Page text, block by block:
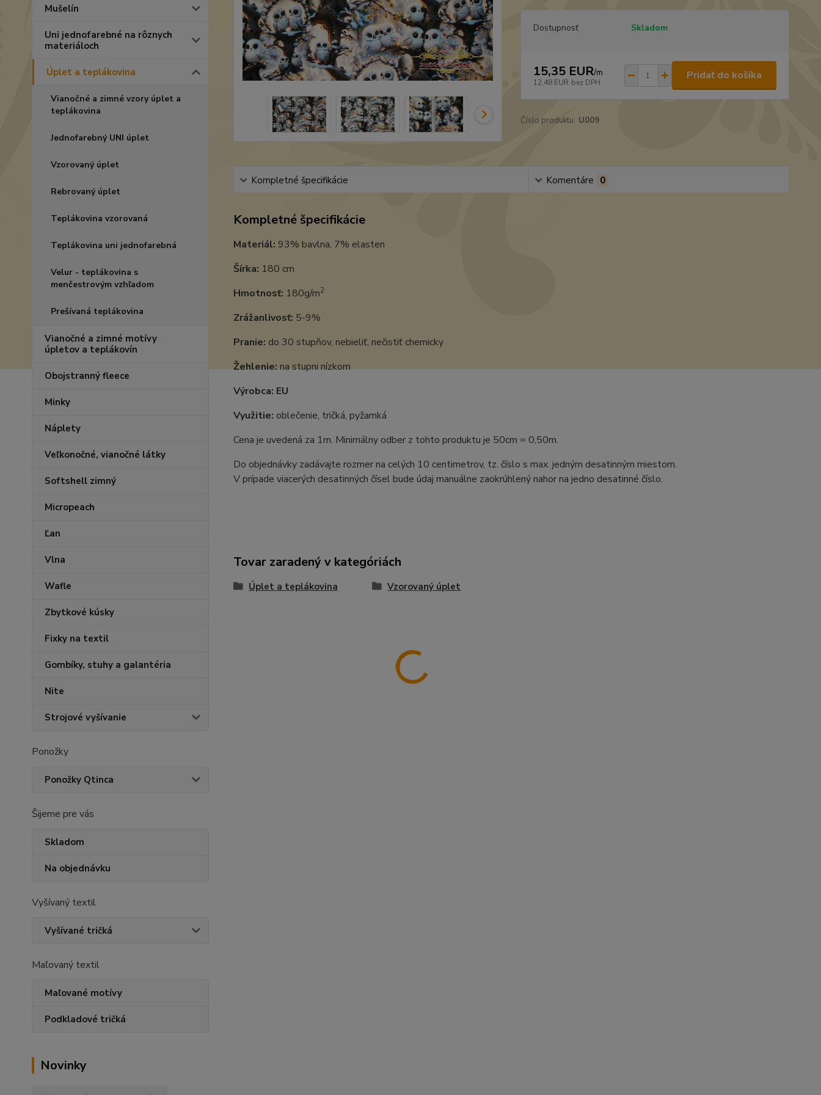
Mušelín
Uni jednofarebné na rôznych
materiáloch
Úplet a teplákovina
Vianočné a zimné vzory úplet a
teplákovina
Jednofarebný UNI úplet
Vzorovaný úplet
Rebrovaný úplet
Teplákovina vzorovaná
Teplákovina uni jednofarebná
Velur - teplákovina s
menčestrovým vzhľadom
Prešívaná teplákovina
Vianočné a zimné motívy
úpletov a teplákovín
Obojstranný fleece
Minky
Náplety
Veľkonočné, vianočné látky
Softshell zimný
Micropeach
Ľan
Vlna
Wafle
Zbytkové kúsky
Fixky na textil
Gombíky, stuhy a galantéria
Nite
Strojové vyšívanie
Ponožky
Ponožky Qtinca
Šijeme pre vás
Skladom
Na objednávku
Vyšívaný textil
Vyšívané tričká
Maľovaný textil
Maľované motívy
Podkladové tričká
Novinky
Dostupnosť Skladom
15,35 EUR/m
12,48 EUR bez DPH
Pridať do košíka
Číslo produktu: U009
Kompletné špecifikácie Komentáre 0
Kompletné špecifikácie
Materiál: 93% bavlna, 7% elasten
Šírka: 180 cm
Hmotnosť: 180g/m2
Zrážanlivosť: 5-9%
Pranie: do 30 stupňov, nebieliť, nečistiť chemicky
Žehlenie:na stupni nízkom
Výrobca: EU
Využitie: oblečenie, tričká, pyžamká
Cena je uvedená za 1m. Minimálny odber z tohto produktu je 50cm = 0,50m.
Do objednávky zadávajte rozmer na celých 10 centimetrov, tz. číslo s max. jedným desatinným miestom.
V prípade viacerých desatinných čísel bude údaj manuálne zaokrúhlený nahor na jedno desatinné číslo.
Tovar zaradený v kategóriách
Úplet a teplákovina Vzorovaný úplet